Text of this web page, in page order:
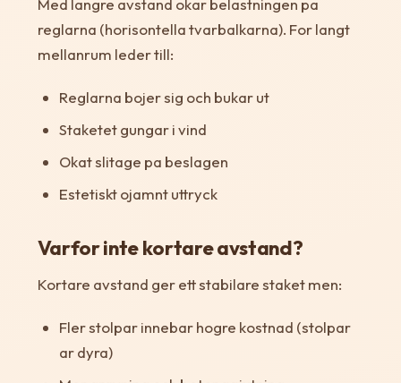
Med langre avstand okar belastningen pa
reglarna (horisontella tvarbalkarna). For langt
mellanrum leder till:
Reglarna bojer sig och bukar ut
Staketet gungar i vind
Okat slitage pa beslagen
Estetiskt ojamnt uttryck
Varfor inte kortare avstand?
Kortare avstand ger ett stabilare staket men:
Fler stolpar innebar hogre kostnad (stolpar
ar dyra)